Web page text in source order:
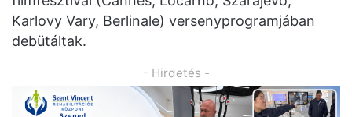
Karlovy Vary, Berlinale) versenyprogramjában
debütáltak.
- Hirdetés -